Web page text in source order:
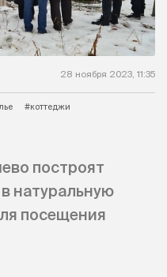
28 ноября 2023, 11:35
#коттеджи
построят
натуральную
посещения